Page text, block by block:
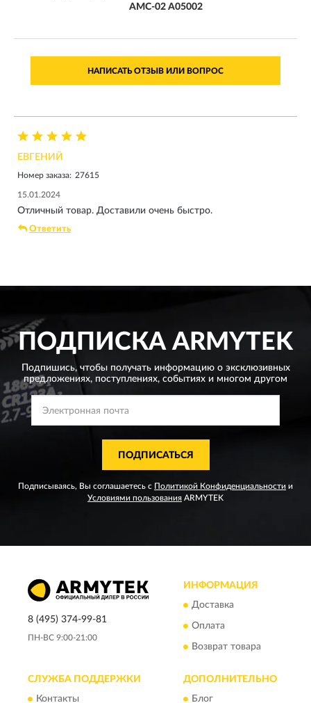
AMC-02 A05002
НАПИСАТЬ ОТЗЫВ ИЛИ ВОПРОС
ЕВГЕНИЙ
Номер заказа: 27615
15.01.2024
Отличный товар. Доставили очень быстро.
Ответить
ПОДПИСКА ARMYTEK
Подпишись, чтобы получать информацию о эксклюзивных
предложениях, поступлениях, событиях и многом другом
ПОДПИСАТЬСЯ
Подписываясь, Вы соглашаетесь с Политикой Конфиденциальности и
Условиями пользования ARMYTEK
8 (495) 374-99-81
ПН-ВС 9:00-21:00
ИНФОРМАЦИЯ
Доставка
Оплата
Возврат товара
СЛУЖБА ПОДДЕРЖКИ
Контакты
ДОПОЛНИТЕЛЬНО
Блог